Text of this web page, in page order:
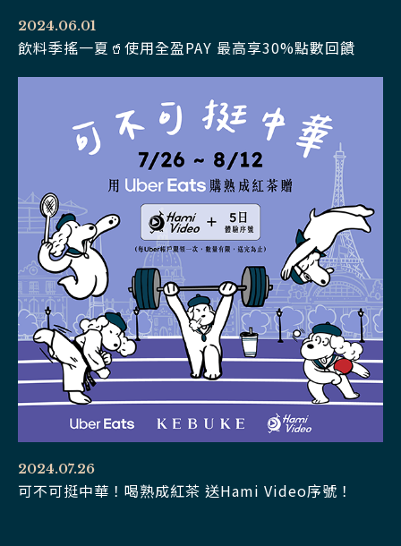
2024.06.01
飲料季搖一夏🥤使用全盈PAY 最高享30%點數回饋
2024.07.26
可不可挺中華！喝熟成紅茶 送Hami Video序號！